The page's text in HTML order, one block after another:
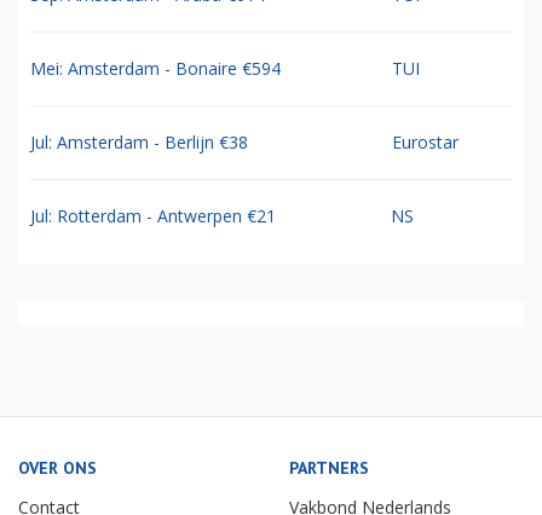
Mei: Amsterdam - Bonaire €594 TUI
Jul: Amsterdam - Berlijn €38 Eurostar
Jul: Rotterdam - Antwerpen €21 NS
OVER ONS
Contact
PARTNERS
Vakbond Nederlands